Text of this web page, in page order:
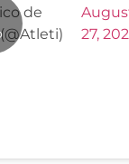
de
27,